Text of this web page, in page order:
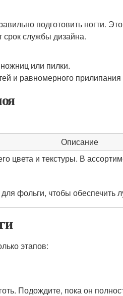
подготовить ногти.
срок службы дизайна.
или пилки.
и равномерного
Описание
цвета и текстуры. В
фольги, чтобы обеспечить
этапов:
Подождите, пока он